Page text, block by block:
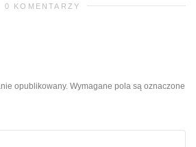
0 KOMENTARZY
opublikowany. Wymagane pola są oznaczone